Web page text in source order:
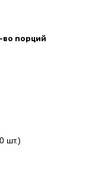
во порций
шт.)